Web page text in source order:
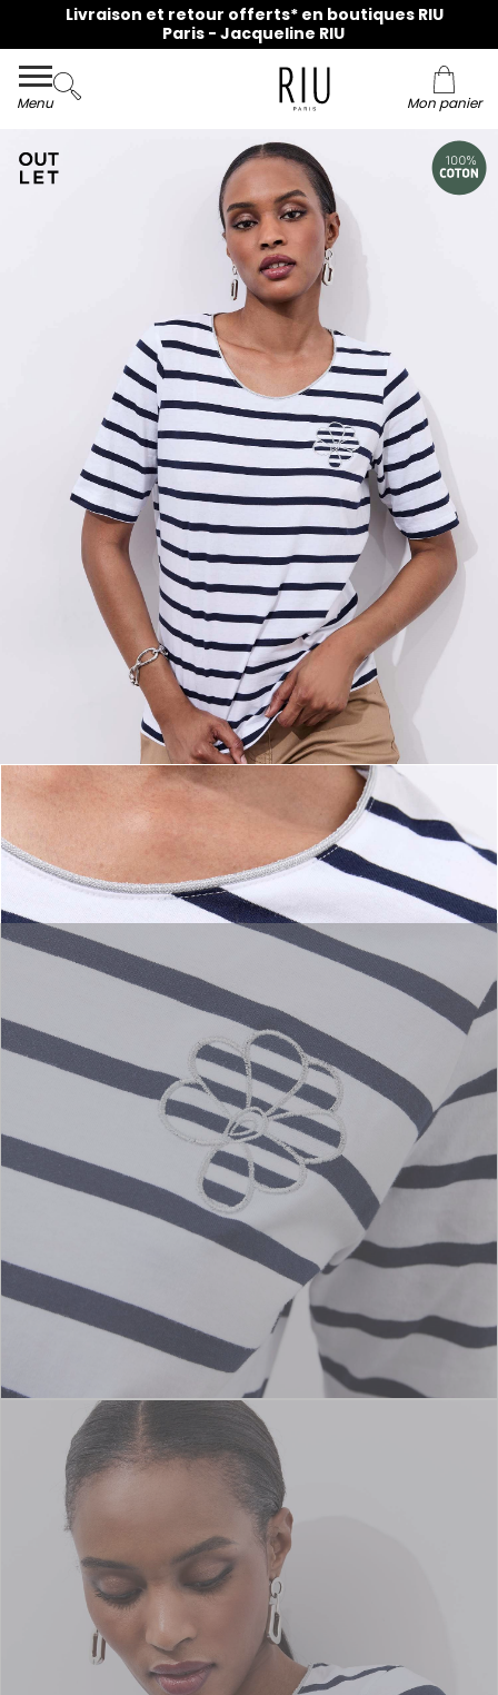
Livraison et retour offerts* en boutiques RIU
Paris - Jacqueline RIU
Menu Mon panier